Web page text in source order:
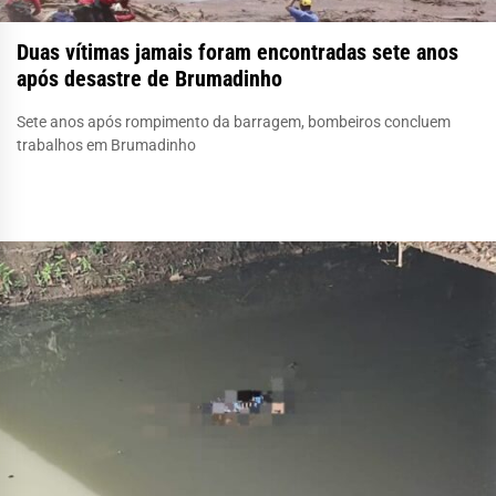
Duas vítimas jamais foram encontradas sete anos
após desastre de Brumadinho
Sete anos após rompimento da barragem, bombeiros concluem
trabalhos em Brumadinho